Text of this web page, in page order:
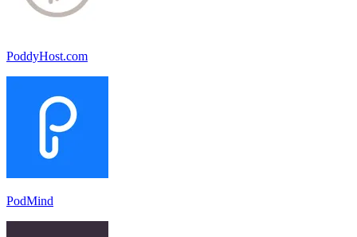
PoddyHost.com
PodMind